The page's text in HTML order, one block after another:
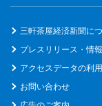
三軒茶屋経済新聞に
プレスリリース・情
アクセスデータの利
お問い合わせ